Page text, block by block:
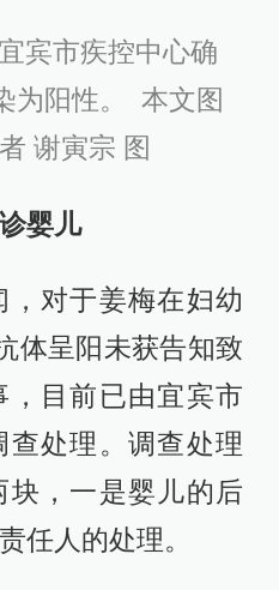
宾市疾控中心确
为阳性。 本文图
谢寅宗 图
婴儿
对于姜梅在妇幼
体呈阳未获告知致
目前已由宜宾市
处理。调查处理
，一是婴儿的后
任人的处理。